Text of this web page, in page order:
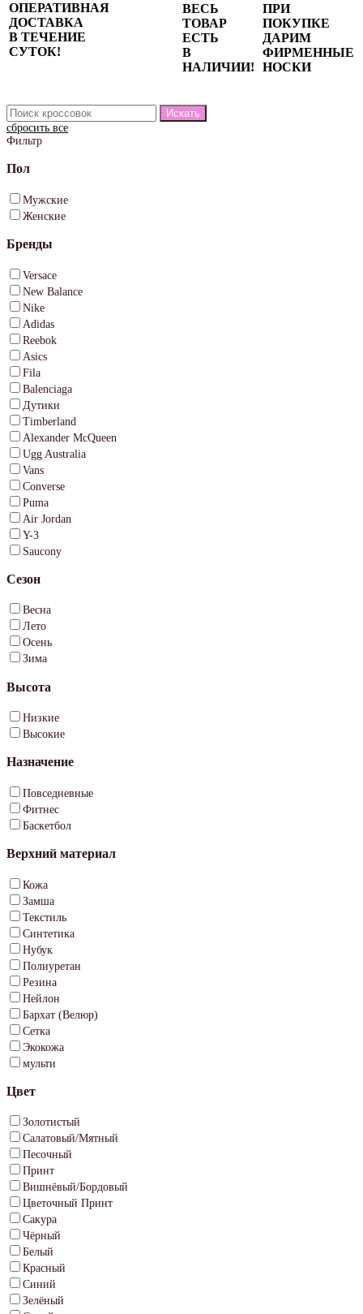
ОПЕРАТИВНАЯ
ДОСТАВКА
В ТЕЧЕНИЕ
СУТОК!
ВЕСЬ
ТОВАР
ЕСТЬ
В
НАЛИЧИИ!
ПРИ
ПОКУПКЕ
ДАРИМ
ФИРМЕННЫЕ
НОСКИ
сбросить все
Фильтр
Пол
Мужские
Женские
Бренды
Versace
New Balance
Nike
Adidas
Reebok
Asics
Fila
Balenciaga
Дутики
Timberland
Alexander McQueen
Ugg Australia
Vans
Converse
Puma
Air Jordan
Y-3
Saucony
Сезон
Весна
Лето
Осень
Зима
Высота
Низкие
Высокие
Назначение
Повседневные
Фитнес
Баскетбол
Верхний материал
Кожа
Замша
Текстиль
Синтетика
Нубук
Полиуретан
Резина
Нейлон
Бархат (Велюр)
Сетка
Экокожа
мульти
Цвет
Золотистый
Салатовый/Мятный
Песочный
Принт
Вишнёвый/Бордовый
Цветочный Принт
Сакура
Чёрный
Белый
Красный
Синий
Зелёный